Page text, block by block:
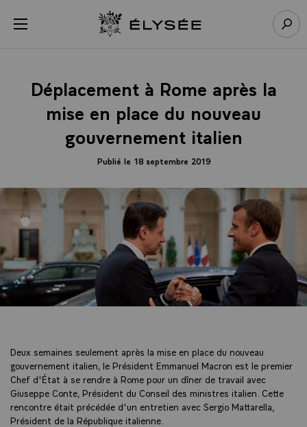
menu Retour à l’accueil Élysée
Déplacement à Rome après la
mise en place du nouveau
gouvernement italien
Publié le 18 septembre 2019
Deux semaines seulement après la mise en place du nouveau
gouvernement italien, le Président Emmanuel Macron est le premier
Chef d'État à se rendre à Rome pour un dîner de travail avec
Giuseppe Conte, Président du Conseil des ministres italien. Cette
rencontre était précédée d'un entretien avec Sergio Mattarella,
Président de la République italienne.
Panneau de gestion des cookies